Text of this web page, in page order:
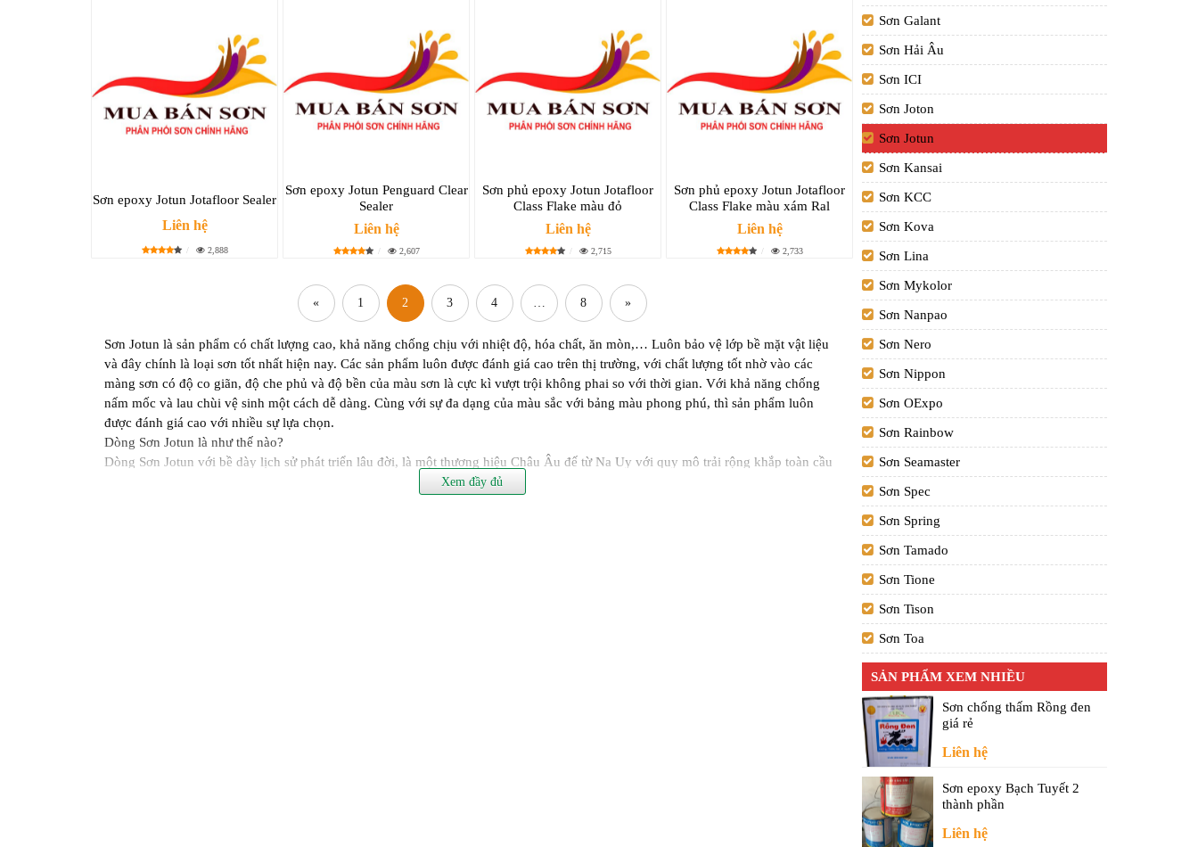
Sơn epoxy Jotun Jotafloor Sealer
Liên hệ
2,888
Sơn epoxy Jotun Penguard Clear
Sealer
Liên hệ
2,607
Sơn phủ epoxy Jotun Jotafloor
Class Flake màu đỏ
Liên hệ
2,715
Sơn phủ epoxy Jotun Jotafloor
Class Flake màu xám Ral
Liên hệ
2,733
« 1 2 3 4 … 8 »
Sơn Jotun là sản phẩm có chất lượng cao, khả năng chống chịu với nhiệt độ, hóa chất, ăn mòn,… Luôn bảo vệ lớp bề mặt vật liệu
và đây chính là loại sơn tốt nhất hiện nay. Các sản phẩm luôn được đánh giá cao trên thị trường, với chất lượng tốt nhờ vào các
màng sơn có độ co giãn, độ che phủ và độ bền của màu sơn là cực kì vượt trội không phai so với thời gian. Với khả năng chống
nấm mốc và lau chùi vệ sinh một cách dễ dàng. Cùng với sự đa dạng của màu sắc với bảng màu phong phú, thì sản phẩm luôn
được đánh giá cao với nhiều sự lựa chọn.
Dòng Sơn Jotun là như thế nào?
Dòng Sơn Jotun với bề dày lịch sử phát triển lâu đời, là một thương hiệu Châu Âu đế từ Na Uy với quy mô trải rộng khắp toàn cầu
của tập đoàn. Với bề dày kinh nghiệm phát triển hơn 80 năm trong lĩnh vực sơn, và qua thời gian thì hãng đã nghiên cứu và trang
Xem đầy đủ
Sơn Galant
Sơn Hải Âu
Sơn ICI
Sơn Joton
Sơn Jotun
Sơn Kansai
Sơn KCC
Sơn Kova
Sơn Lina
Sơn Mykolor
Sơn Nanpao
Sơn Nero
Sơn Nippon
Sơn OExpo
Sơn Rainbow
Sơn Seamaster
Sơn Spec
Sơn Spring
Sơn Tamado
Sơn Tione
Sơn Tison
Sơn Toa
SẢN PHẨM XEM NHIỀU
Sơn chống thấm Rồng đen
giá rẻ
Liên hệ
Sơn epoxy Bạch Tuyết 2
thành phần
Liên hệ